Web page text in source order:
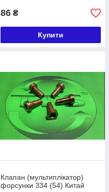
86 ₴
Купити
Клапан (мультиплікатор)
форсунки 334 (54) Китай